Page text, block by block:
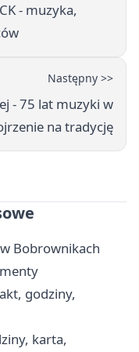
- muzyka,
Następny >>
- 75 lat muzyki w
na tradycję
Bobrownikach
godziny,
karta,